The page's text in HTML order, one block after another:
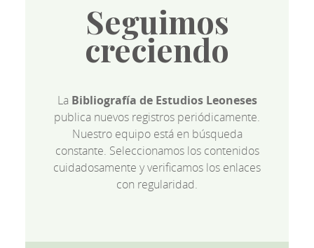
Seguimos
creciendo
La Bibliografía de Estudios Leoneses
publica nuevos registros periódicamente.
Nuestro equipo está en búsqueda
constante. Seleccionamos los contenidos
cuidadosamente y verificamos los enlaces
con regularidad.